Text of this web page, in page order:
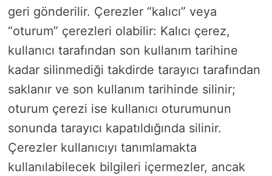
geri gönderilir. Çerezler “kalıcı” veya
“oturum” çerezleri olabilir: Kalıcı çerez,
kullanıcı tarafından son kullanım tarihine
kadar silinmediği takdirde tarayıcı tarafından
saklanır ve son kullanım tarihinde silinir;
oturum çerezi ise kullanıcı oturumunun
sonunda tarayıcı kapatıldığında silinir.
Çerezler kullanıcıyı tanımlamakta
kullanılabilecek bilgileri içermezler, ancak